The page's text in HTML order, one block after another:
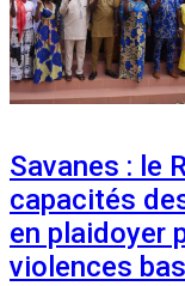
Savanes : le
capacités
en plaidoyer
violences